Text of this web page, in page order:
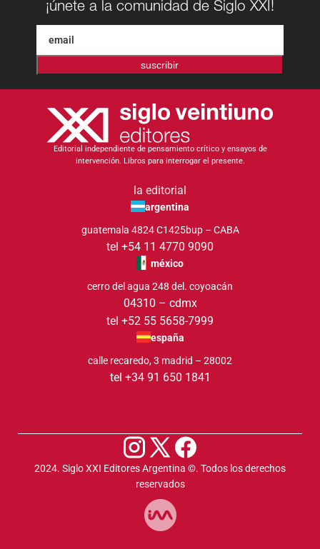
¡únete a la comunidad de Siglo XXI!
suscribir
Editorial independiente de pensamiento crítico y ensayos de
intervención. Libros para interrogar el presente.
la editorial
argentina
guatemala 4824 C1425bup – CABA
tel +54 11 4770 9090
méxico
cerro del agua 248 del. coyoacán
04310 – cdmx
tel +52 55 5658-7999
españa
calle recaredo, 3 madrid – 28002
tel +34 91 650 1841
2024. Siglo XXI Editores Argentina ©️. Todos los derechos
reservados